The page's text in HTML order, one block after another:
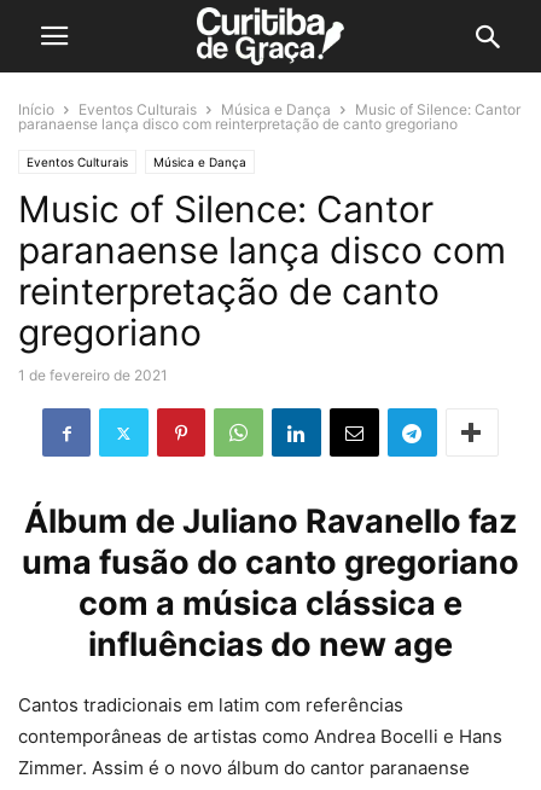
Início Eventos Culturais Música e Dança
Music of Silence: Cantor
paranaense lança disco com reinterpretação de canto gregoriano
Eventos Culturais Música e Dança
Music of Silence: Cantor
paranaense lança disco com
reinterpretação de canto
gregoriano
1 de fevereiro de 2021
Álbum de Juliano Ravanello faz
uma fusão do canto gregoriano
com a música clássica e
influências do new age
Cantos tradicionais em latim com referências
contemporâneas de artistas como Andrea Bocelli e Hans
Zimmer. Assim é o novo álbum do cantor paranaense